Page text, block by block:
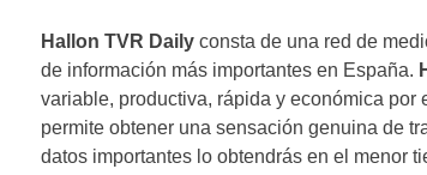
Hallon TVR Dailyconsta de una red de
de información más importantes en España.
variable, productiva, rápida y económica
permite obtener una sensación genuina de
datos importantes lo obtendrás en el menor